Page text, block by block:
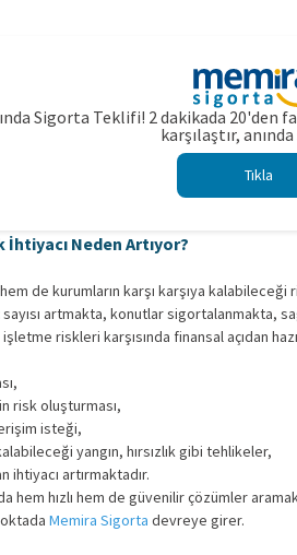
Sigorta Teklifi! 2 dakikada
karşılaştır,
Tıkla
İhtiyacı Neden Artıyor?
de kurumların karşı karşıya
artmakta, konutlar sigortalanmakta,
riskleri karşısında finansal açıdan
risk oluşturması,
isteği,
yangın, hırsızlık gibi tehlikeler,
ihtiyacı artırmaktadır.
hem hızlı hem de güvenilir çözümler
Memira Sigorta devreye girer.